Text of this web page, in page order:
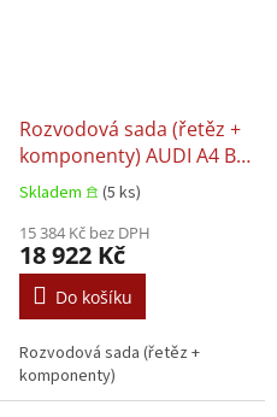
Rozvodová sada (řetěz +
komponenty) AUDI A4 B7,
Audi A6 ALLROAD C6,
Audi A6 C6, Audi A8 D3,
Audi Q7 VW PHAETON,
Volkswagen TOUAREG
2.7D/3.0D/4.0D 05.2003–
08.2011
Skladem 𖠿 (5 ks)
15 384 Kč bez DPH
18 922 Kč
Do košíku
Rozvodová sada (řetěz +
komponenty)